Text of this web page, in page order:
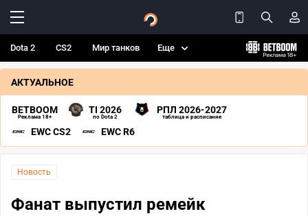
Dota 2 CS2 Мир танков Еще
АКТУАЛЬНОЕ
BETBOOM
Реклама 18+
TI 2026
по Dota 2
РПЛ 2026-2027
таблица и расписание
EWC CS2 EWC R6
Новость
Фанат выпустил ремейк